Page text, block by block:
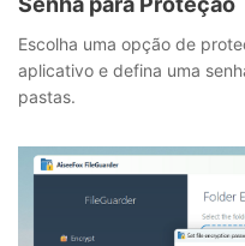
Escolha uma opção de
aplicativo e defina uma
pastas.